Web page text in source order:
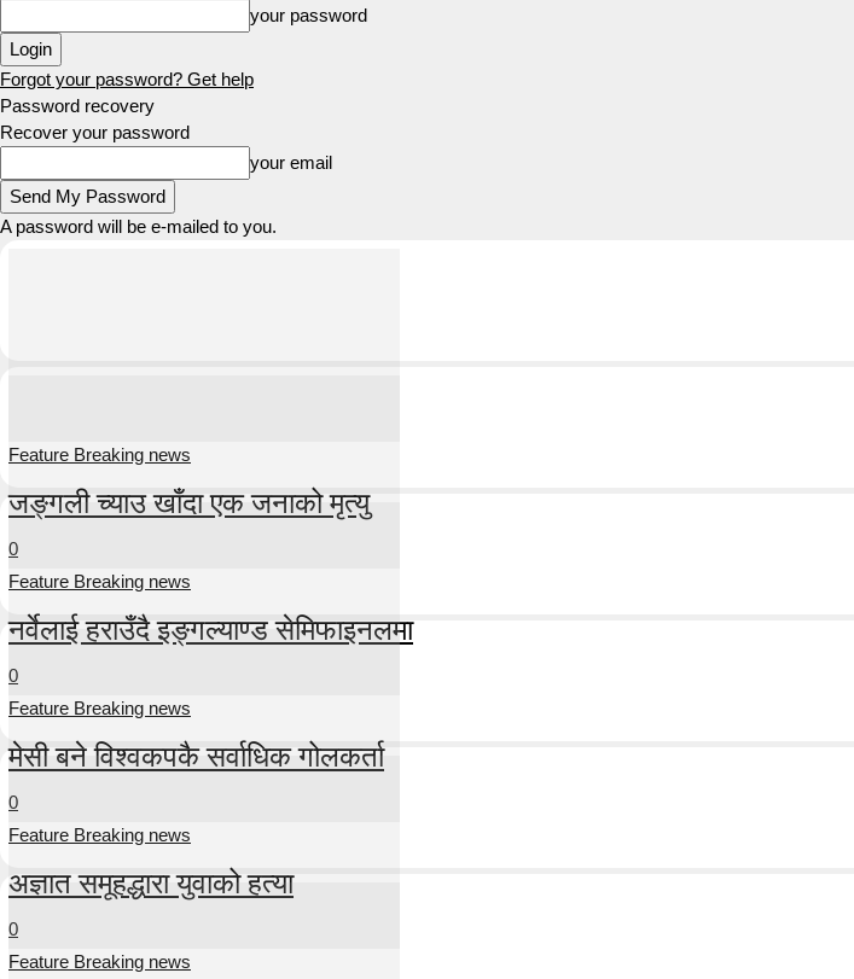
your password
Forgot your password? Get help
Password recovery
Recover your password
your email
A password will be e-mailed to you.
Feature Breaking news
जङ्गली च्याउ खाँदा एक जनाको मृत्यु
0
Feature Breaking news
नर्वेलाई हराउँदै इङ्गल्याण्ड सेमिफाइनलमा
0
Feature Breaking news
मेसी बने विश्वकपकै सर्वाधिक गोलकर्ता
0
Feature Breaking news
अज्ञात समूहद्धारा युवाको हत्या
0
Feature Breaking news